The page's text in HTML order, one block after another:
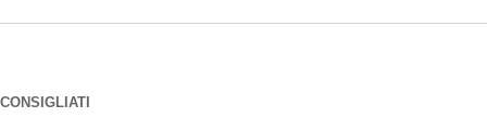
CONSIGLIATI